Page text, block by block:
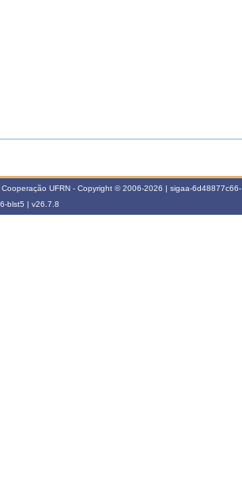
UFRN - Copyright © 2006-2026 | sigaa-6d48877c66-
blst5 | v26.7.8